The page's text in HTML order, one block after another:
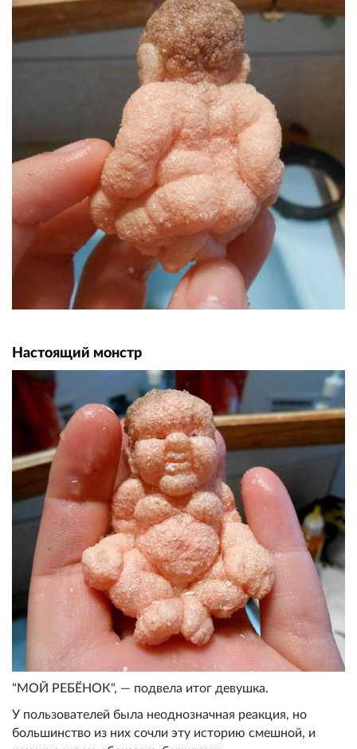
Настоящий монстр
"МОЙ РЕБЁНОК", — подвела итог девушка.
У пользователей была неоднозначная реакция, но
большинство из них сочли эту историю смешной, и